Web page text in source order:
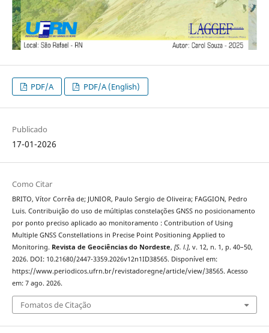
PDF/A PDF/A (English)
Publicado
17-01-2026
Como Citar
BRITO, Vítor Corrêa de; JUNIOR, Paulo Sergio de Oliveira; FAGGION, Pedro
Luis. Contribuição do uso de múltiplas constelações GNSS no posicionamento
por ponto preciso aplicado ao monitoramento : Contribution of Using
Multiple GNSS Constellations in Precise Point Positioning Applied to
Monitoring. Revista de Geociências do Nordeste, [S. l.], v. 12, n. 1, p. 40–50,
2026. DOI: 10.21680/2447-3359.2026v12n1ID38565. Disponível em:
https://www.periodicos.ufrn.br/revistadoregne/article/view/38565. Acesso
em: 7 ago. 2026.
Fomatos de Citação